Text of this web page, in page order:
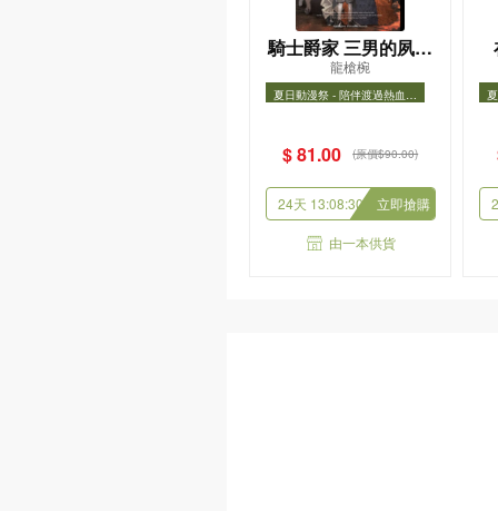
騎士爵家 三男的夙願
(1)
龍槍椀
夏日動漫祭 - 陪伴渡過熱血假
$ 81.00 (原價$90.00)
24天 13:08:29 立即搶購
由一本供貨